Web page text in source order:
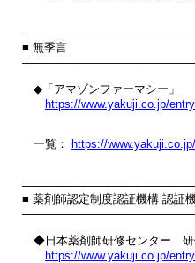
■ 無季言
◆「アマゾンファーマシー」
https://www.yakuji.co.jp/
一覧： https://
■ 薬剤師認定制度認証機構 認証
◆日本薬剤師研修センター　研
https://www.yakuji.co.jp/